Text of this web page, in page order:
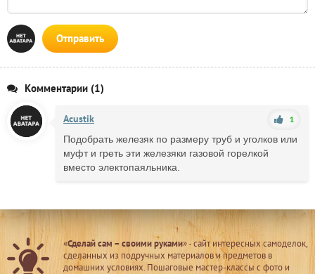
Отправить
Комментарии (1)
Acustik 1
Подобрать железяк по размеру труб и уголков или
муфт и греть эти железяки газовой горелкой
вместо электопаяльника.
«Сделай сам – своими руками» - сайт интересных самоделок,
сделанных из подручных материалов и предметов в
домашних условиях. Пошаговые мастер-классы с фото и